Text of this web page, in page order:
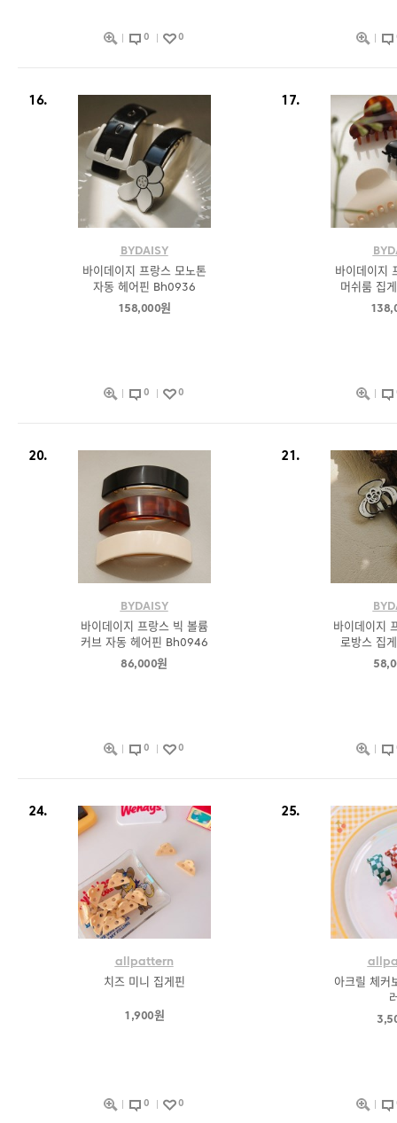
0 0
16.
BYDAISY
바이데이지 프랑스 모노톤
자동 헤어핀 Bh0936
158,000원
0 0
17.
바이데이지
머쉬룸 집
20.
BYDAISY
바이데이지 프랑스 빅 볼륨
커브 자동 헤어핀 Bh0946
86,000원
0 0
21.
바이데이지
로방스 집
24.
allpattern
치즈 미니 집게핀
1,900원
0 0
25.
아크릴 체커